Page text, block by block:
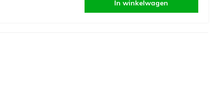
In winkelwagen